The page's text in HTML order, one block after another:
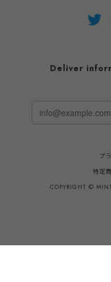
Deliver
プ
特定
COPYRIGHT ©